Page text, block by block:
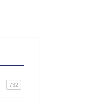
732